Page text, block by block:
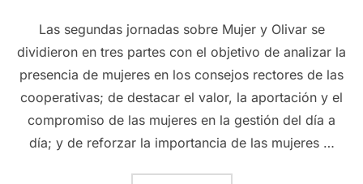
Las segundas jornadas sobre Mujer y Olivar se
dividieron en tres partes con el objetivo de analizar la
presencia de mujeres en los consejos rectores de las
cooperativas; de destacar el valor, la aportación y el
compromiso de las mujeres en la gestión del día a
día; y de reforzar la importancia de las mujeres …